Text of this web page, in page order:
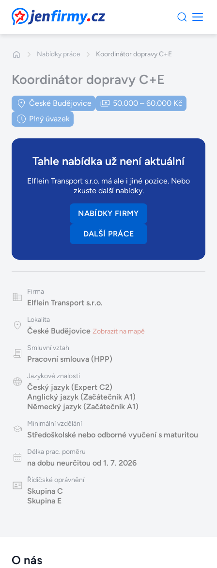
JenFirmy.cz
Nabídky práce Koordinátor dopravy C+E
Koordinátor dopravy C+E
České Budějovice
50.000 – 60.000 Kč
Plný úvazek
Tahle nabídka už není aktuální
Elflein Transport s.r.o. má ale i jiné pozice. Nebo
zkuste další nabídky.
NABÍDKY FIRMY
DALŠÍ PRÁCE
Firma
Elflein Transport s.r.o.
Lokalita
České Budějovice Zobrazit na mapě
Smluvní vztah
Pracovní smlouva (HPP)
Jazykové znalosti
Český jazyk (Expert C2)
Anglický jazyk (Začátečník A1)
Německý jazyk (Začátečník A1)
Minimální vzdělání
Středoškolské nebo odborné vyučení s maturitou
Délka prac. poměru
na dobu neurčitou od 1. 7. 2026
Řidičské oprávnění
Skupina C
Skupina E
O nás